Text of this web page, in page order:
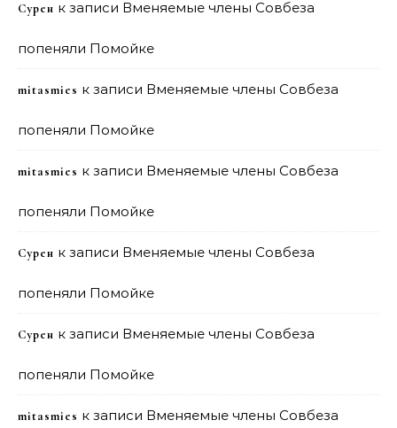
Сурен к записи Вменяемые члены Совбеза
попеняли Помойке
mitasmies к записи Вменяемые члены Совбеза
попеняли Помойке
mitasmies к записи Вменяемые члены Совбеза
попеняли Помойке
Сурен к записи Вменяемые члены Совбеза
попеняли Помойке
Сурен к записи Вменяемые члены Совбеза
попеняли Помойке
mitasmies к записи Вменяемые члены Совбеза